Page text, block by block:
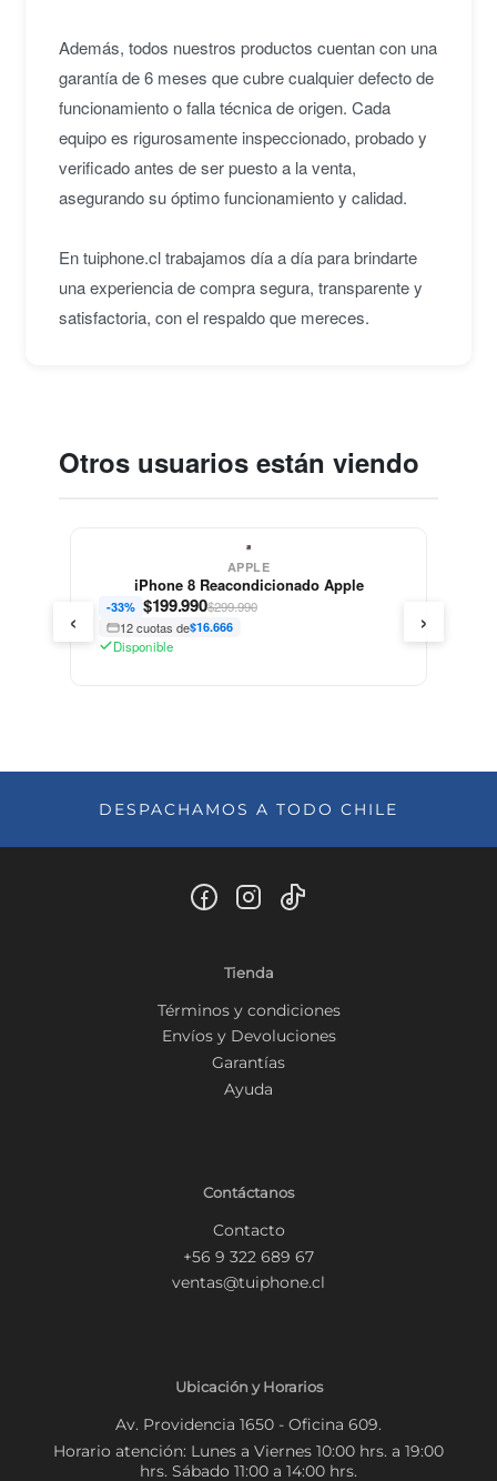
Además, todos nuestros productos cuentan con una
garantía de 6 meses que cubre cualquier defecto de
funcionamiento o falla técnica de origen. Cada
equipo es rigurosamente inspeccionado, probado y
verificado antes de ser puesto a la venta,
asegurando su óptimo funcionamiento y calidad.
En tuiphone.cl trabajamos día a día para brindarte
una experiencia de compra segura, transparente y
satisfactoria, con el respaldo que mereces.
Otros usuarios están viendo
APPLE
iPhone 8 Reacondicionado Apple
-33% $199.990$299.990
12 cuotas de$16.666
Disponible
‹ ›
DESPACHAMOS A TODO CHILE
Tienda
Términos y condiciones
Envíos y Devoluciones
Garantías
Ayuda
Contáctanos
Contacto
+56 9 322 689 67
ventas@tuiphone.cl
Ubicación y Horarios
Av. Providencia 1650 - Oficina 609.
Horario atención: Lunes a Viernes 10:00 hrs. a 19:00
hrs. Sábado 11:00 a 14:00 hrs.